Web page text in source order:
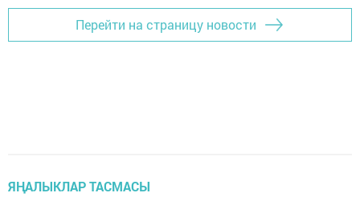
Перейти на страницу новости
ЯҢАЛЫКЛАР ТАСМАСЫ